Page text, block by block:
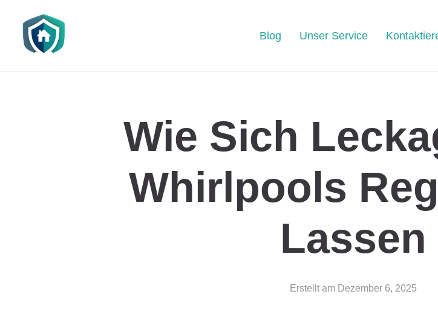
Blog Unser Service
Wie Sich
Whirlpools
Lassen
Erstellt am Dezember 6, 2025